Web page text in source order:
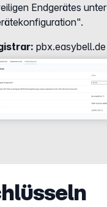
larger version
Endgerätes unter
pbx.easybell.de